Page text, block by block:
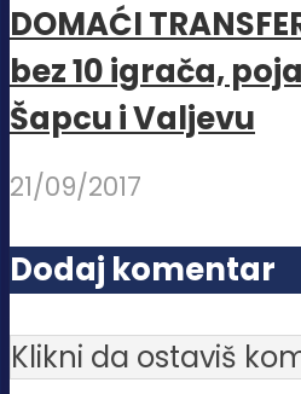
DOMAĆI
bez 10 igrača,
Šapcu i Valjevu
21/09/2017
Dodaj komentar
Klikni da ostaviš